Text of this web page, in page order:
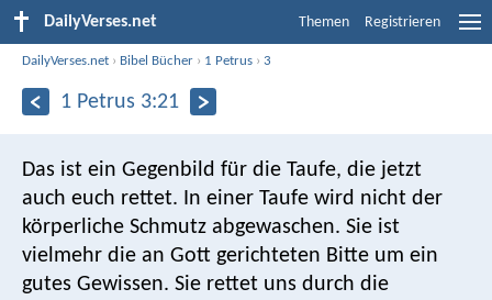
DailyVerses.net Themen Registrieren
DailyVerses.net › Bibel Bücher › 1 Petrus ›3
1 Petrus 3:21
Das ist ein Gegenbild für die Taufe, die jetzt
auch euch rettet. In einer Taufe wird nicht der
körperliche Schmutz abgewaschen. Sie ist
vielmehr die an Gott gerichteten Bitte um ein
gutes Gewissen. Sie rettet uns durch die